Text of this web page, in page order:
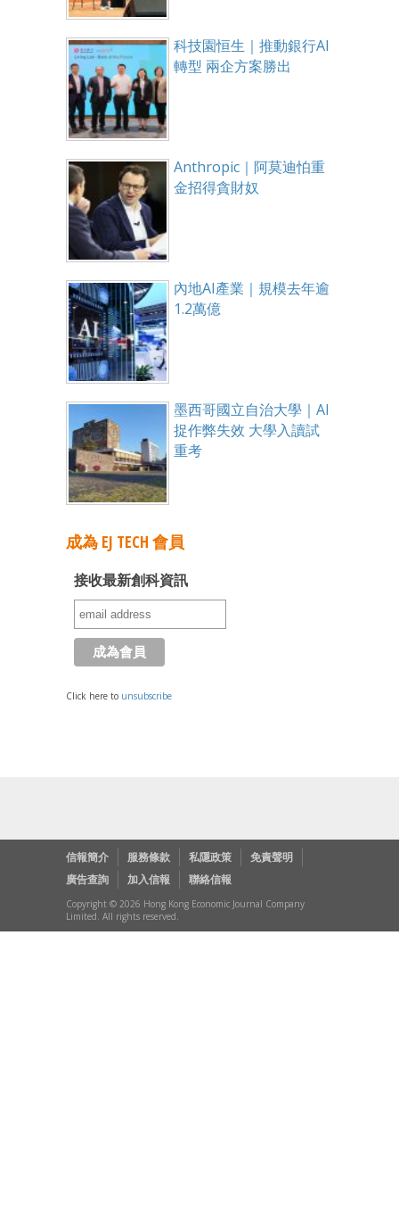
科技園恒生｜推動銀行AI
轉型 兩企方案勝出
Anthropic｜阿莫迪怕重
金招得貪財奴
內地AI產業｜規模去年逾
1.2萬億
墨西哥國立自治大學｜AI
捉作弊失效 大學入讀試
重考
成為 EJ TECH 會員
接收最新創科資訊
Click here to unsubscribe
信報簡介 服務條款 私隱政策
免責聲明
廣告查詢
加入信報 聯絡信報
Copyright © 2026 Hong Kong Economic Journal Company
Limited. All rights reserved.